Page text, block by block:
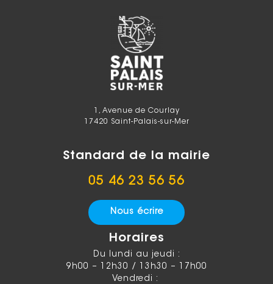
1, Avenue de Courlay
17420 Saint-Palais-sur-Mer
Standard de la mairie
05 46 23 56 56
Nous écrire
Horaires
Du lundi au jeudi :
9h00 – 12h30 / 13h30 – 17h00
Vendredi :